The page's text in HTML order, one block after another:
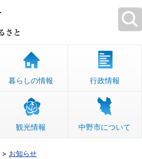
暮らしの情報 行政情報
観光情報 中野市について
お知らせ